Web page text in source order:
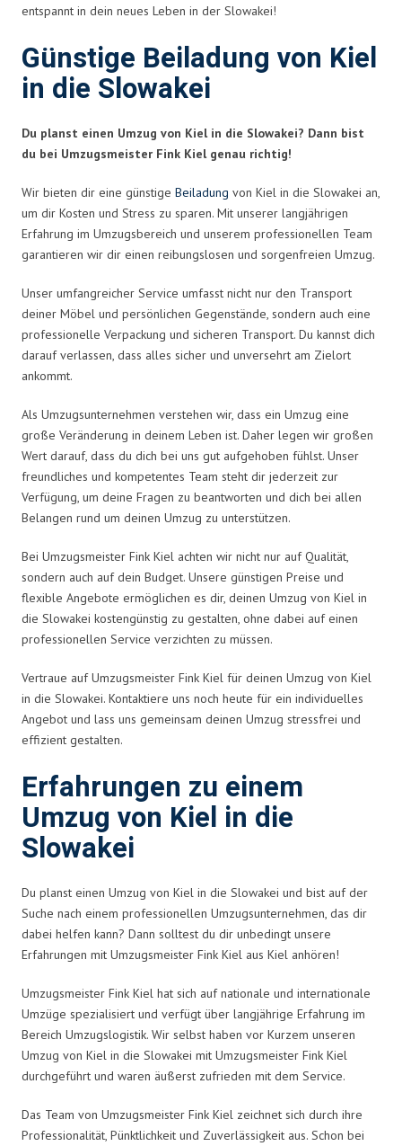
entspannt in dein neues Leben in der Slowakei!
Günstige Beiladung von Kiel
in die Slowakei
Du planst einen Umzug von Kiel in die Slowakei? Dann bist
du bei Umzugsmeister Fink Kiel genau richtig!
Wir bieten dir eine günstige Beiladung von Kiel in die Slowakei an,
um dir Kosten und Stress zu sparen. Mit unserer langjährigen
Erfahrung im Umzugsbereich und unserem professionellen Team
garantieren wir dir einen reibungslosen und sorgenfreien Umzug.
Unser umfangreicher Service umfasst nicht nur den Transport
deiner Möbel und persönlichen Gegenstände, sondern auch eine
professionelle Verpackung und sicheren Transport. Du kannst dich
darauf verlassen, dass alles sicher und unversehrt am Zielort
ankommt.
Als Umzugsunternehmen verstehen wir, dass ein Umzug eine
große Veränderung in deinem Leben ist. Daher legen wir großen
Wert darauf, dass du dich bei uns gut aufgehoben fühlst. Unser
freundliches und kompetentes Team steht dir jederzeit zur
Verfügung, um deine Fragen zu beantworten und dich bei allen
Belangen rund um deinen Umzug zu unterstützen.
Bei Umzugsmeister Fink Kiel achten wir nicht nur auf Qualität,
sondern auch auf dein Budget. Unsere günstigen Preise und
flexible Angebote ermöglichen es dir, deinen Umzug von Kiel in
die Slowakei kostengünstig zu gestalten, ohne dabei auf einen
professionellen Service verzichten zu müssen.
Vertraue auf Umzugsmeister Fink Kiel für deinen Umzug von Kiel
in die Slowakei. Kontaktiere uns noch heute für ein individuelles
Angebot und lass uns gemeinsam deinen Umzug stressfrei und
effizient gestalten.
Erfahrungen zu einem
Umzug von Kiel in die
Slowakei
Du planst einen Umzug von Kiel in die Slowakei und bist auf der
Suche nach einem professionellen Umzugsunternehmen, das dir
dabei helfen kann? Dann solltest du dir unbedingt unsere
Erfahrungen mit Umzugsmeister Fink Kiel aus Kiel anhören!
Umzugsmeister Fink Kiel hat sich auf nationale und internationale
Umzüge spezialisiert und verfügt über langjährige Erfahrung im
Bereich Umzugslogistik. Wir selbst haben vor Kurzem unseren
Umzug von Kiel in die Slowakei mit Umzugsmeister Fink Kiel
durchgeführt und waren äußerst zufrieden mit dem Service.
Das Team von Umzugsmeister Fink Kiel zeichnet sich durch ihre
Professionalität, Pünktlichkeit und Zuverlässigkeit aus. Schon bei